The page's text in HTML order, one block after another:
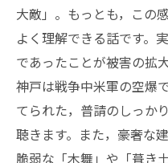
大敵」。もっとも，この
よく理解できる話です。
であったことが被害の拡
神戸は戦争中米軍の空爆
てられた，普請のしっか
聴きます。また，豪奢な
脆弱な「木舞」や「葺き